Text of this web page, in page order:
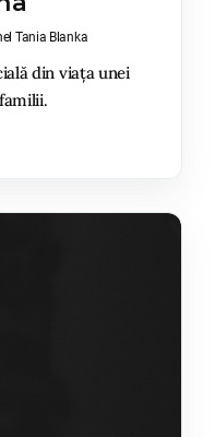
Tania Blanka
din viața unei